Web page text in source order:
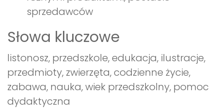
sprzedawców
Słowa kluczowe
listonosz, przedszkole, edukacja, ilustracje,
przedmioty, zwierzęta, codzienne życie,
zabawa, nauka, wiek przedszkolny, pomoc
dydaktyczna